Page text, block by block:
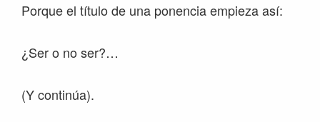
Porque el título de una ponencia empieza así:
¿Ser o no ser?…
(Y continúa).